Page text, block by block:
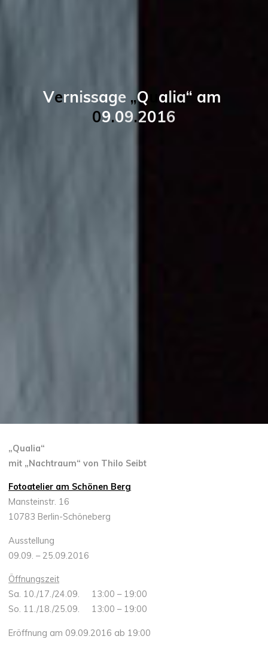
Vernissage „Q alia“ am
09.09.2016
„Qualia“
mit „Nachtraum“ von Thilo Seibt
Fotoatelier am Schönen Berg
Mansteinstr. 16
10783 Berlin-Schöneberg
Ausstellung
09.09. – 25.09.2016
Öffnungszeit
Sa. 10./17./24.09. 13:00 – 19:00
So. 11./18./25.09. 13:00 – 19:00
Eröffnung am 09.09.2016 ab 19:00